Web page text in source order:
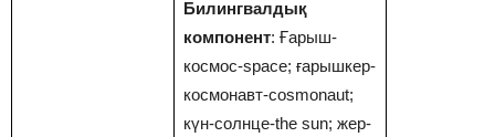
Билингвалдық
компонент: Ғарыш-
космос-space; ғарышкер-
космонавт-cosmonaut;
күн-солнце-the sun; жер-